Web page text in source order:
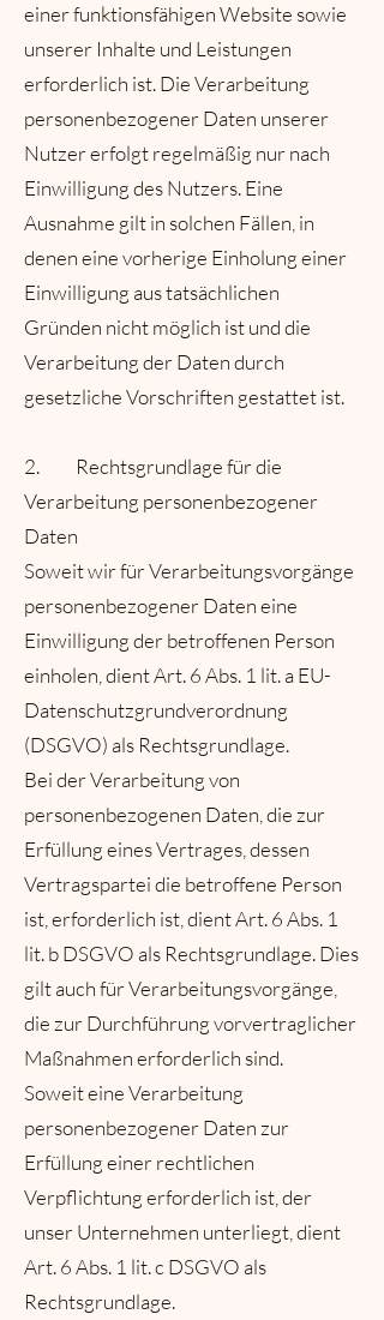
einer funktionsfähigen Website sowie
unserer Inhalte und Leistungen
erforderlich ist. Die Verarbeitung
personenbezogener Daten unserer
Nutzer erfolgt regelmäßig nur nach
Einwilligung des Nutzers. Eine
Ausnahme gilt in solchen Fällen, in
denen eine vorherige Einholung einer
Einwilligung aus tatsächlichen
Gründen nicht möglich ist und die
Verarbeitung der Daten durch
gesetzliche Vorschriften gestattet ist.
2. Rechtsgrundlage für die
Verarbeitung personenbezogener
Daten
Soweit wir für Verarbeitungsvorgänge
personenbezogener Daten eine
Einwilligung der betroffenen Person
einholen, dient Art. 6 Abs. 1 lit. a EU-
Datenschutzgrundverordnung
(DSGVO) als Rechtsgrundlage.
Bei der Verarbeitung von
personenbezogenen Daten, die zur
Erfüllung eines Vertrages, dessen
Vertragspartei die betroffene Person
ist, erforderlich ist, dient Art. 6 Abs. 1
lit. b DSGVO als Rechtsgrundlage. Dies
gilt auch für Verarbeitungsvorgänge,
die zur Durchführung vorvertraglicher
Maßnahmen erforderlich sind.
Soweit eine Verarbeitung
personenbezogener Daten zur
Erfüllung einer rechtlichen
Verpflichtung erforderlich ist, der
unser Unternehmen unterliegt, dient
Art. 6 Abs. 1 lit. c DSGVO als
Rechtsgrundlage.